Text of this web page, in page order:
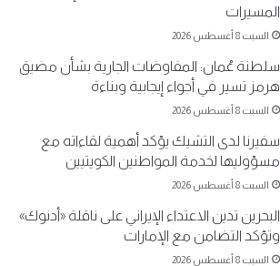
المسيرات
السبت 8 أغسطس 2026
سلطنة عُمان: المفاوضات الجارية بشأن مضيق
هرمز تسير في أجواء إيجابية وبناءة
السبت 8 أغسطس 2026
سفيرنا لدى التشيك يؤكد أهمية لقاءاته مع
مسؤوليها لخدمة المواطنين الكويتيين
السبت 8 أغسطس 2026
البحرين تدين الاعتداء الإيراني على ناقلة «أدنوك»
وتؤكد التضامن مع الإمارات
السبت 8 أغسطس 2026